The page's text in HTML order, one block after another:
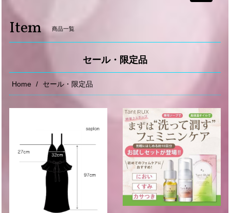
Item 商品一覧
セール・限定品
Home セール・限定品